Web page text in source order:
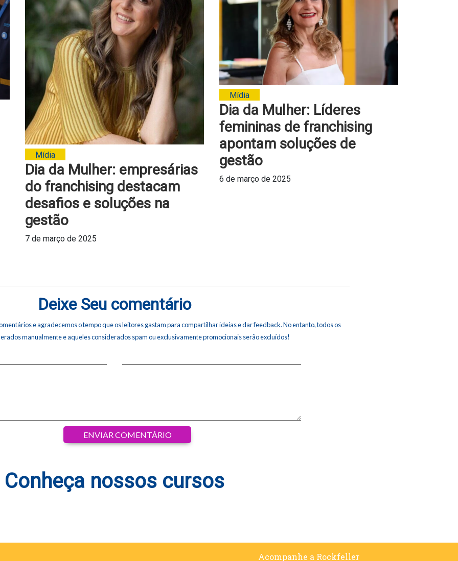
Mídia
Dia da Mulher: empresárias
do franchising destacam
desafios e soluções na
gestão
7 de março de 2025
Mídia
Dia da Mulher: Líderes
femininas de franchising
apontam soluções de
gestão
6 de março de 2025
Deixe Seu comentário
e agradecemos o tempo que os leitores gastam para compartilhar ideias e dar feedback. No entanto, todos os
manualmente e aqueles considerados spam ou exclusivamente promocionais serão excluídos!
Conheça nossos cursos
Acompanhe a Rockfeller